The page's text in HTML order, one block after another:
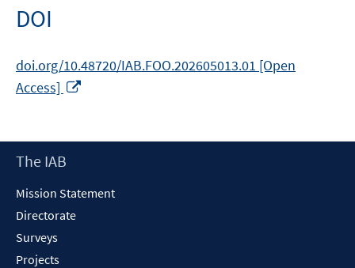
DOI
doi.org/10.48720/IAB.FOO.202605013.01 [Open
Access]
new
Footer
The IAB
Mission Statement
Directorate
Surveys
Projects